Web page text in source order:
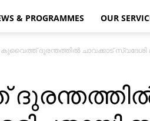
& PROGRAMMES OUR
കുവൈത്ത് ദുരന്തത്തില്‍ ചാവക്കാട് സ്വദേശി